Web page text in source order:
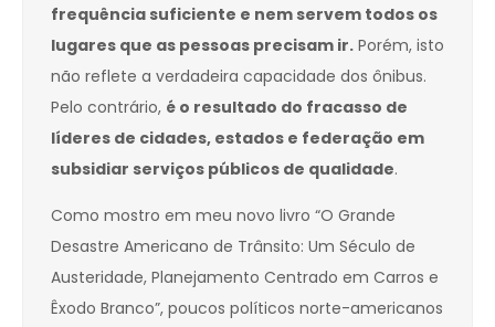
frequência suficiente e nem servem todos os
lugares que as pessoas precisam ir. Porém, isto
não reflete a verdadeira capacidade dos ônibus.
Pelo contrário, é o resultado do fracasso de
líderes de cidades, estados e federação em
subsidiar serviços públicos de qualidade.
Como mostro em meu novo livro “O Grande
Desastre Americano de Trânsito: Um Século de
Austeridade, Planejamento Centrado em Carros e
Êxodo Branco”, poucos políticos norte-americanos